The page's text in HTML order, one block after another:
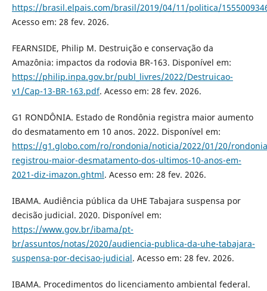
https://brasil.elpais.com/brasil/2019/04/11/politica/
Acesso em: 28 fev. 2026.
FEARNSIDE, Philip M. Destruição e conservação da
Amazônia: impactos da rodovia BR-163. Disponível em:
https://philip.inpa.gov.br/publ_livres/2022/Destruicao-
v1/Cap-13-BR-163.pdf. Acesso em: 28 fev. 2026.
G1 RONDÔNIA. Estado de Rondônia registra maior aumento
do desmatamento em 10 anos. 2022. Disponível em:
https://g1.globo.com/ro/rondonia/noticia/2022/01/20/
registrou-maior-desmatamento-dos-ultimos-10-anos-em-
2021-diz-imazon.ghtml. Acesso em: 28 fev. 2026.
IBAMA. Audiência pública da UHE Tabajara suspensa por
decisão judicial. 2020. Disponível em:
https://www.gov.br/ibama/pt-
br/assuntos/notas/2020/audiencia-publica-da-uhe-tabajara-
suspensa-por-decisao-judicial. Acesso em: 28 fev. 2026.
IBAMA. Procedimentos do licenciamento ambiental federal.